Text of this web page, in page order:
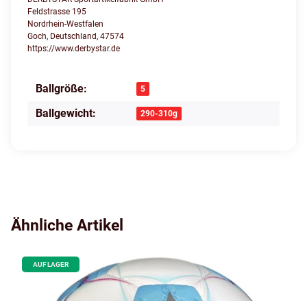
Feldstrasse 195
Nordrhein-Westfalen
Goch, Deutschland, 47574
https://www.derbystar.de
Produkteigenschaft
Wert
Ballgröße: 5
Ballgewicht: 290-310g
Ähnliche Artikel
AUF LAGER